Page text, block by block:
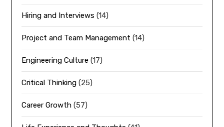
Hiring and Interviews (14)
Project and Team Management (14)
Engineering Culture (17)
Critical Thinking (25)
Career Growth (57)